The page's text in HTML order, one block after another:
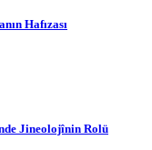
Hafızası
Jineolojînin Rolü